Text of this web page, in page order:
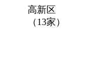
高新区
（13家）